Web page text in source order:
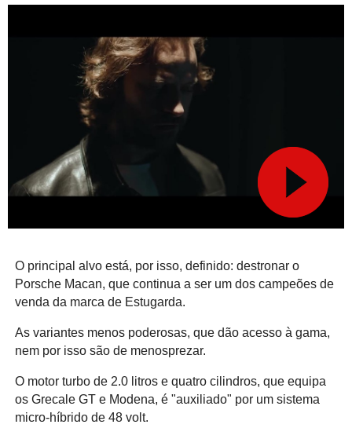
O principal alvo está, por isso, definido: destronar o
Porsche Macan, que continua a ser um dos campeões de
venda da marca de Estugarda.
As variantes menos poderosas, que dão acesso à gama,
nem por isso são de menosprezar.
O motor turbo de 2.0 litros e quatro cilindros, que equipa
os Grecale GT e Modena, é "auxiliado" por um sistema
micro-híbrido de 48 volt.